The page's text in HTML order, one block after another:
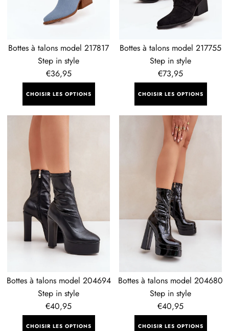
Bottes à talons model 217817
Step in style
Prix
régulier
€36,95
CHOISIR LES OPTIONS
Bottes à talons model 217755
Step in style
Prix
régulier
€73,95
CHOISIR LES OPTIONS
204694
Bottes à talons model 204694
Step in style
Prix
régulier
€40,95
CHOISIR LES OPTIONS
Bottes à talons model 204680
Step in style
Prix
régulier
€40,95
CHOISIR LES OPTIONS